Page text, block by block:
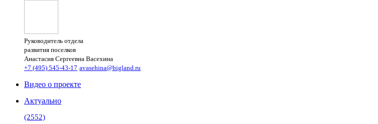
Руководитель отдела
развития поселков
Анастасия Сергеевна Васехина
+7 (495) 545-43-17 avasehina@bigland.ru
Видео о проекте
Актуально
(2552)